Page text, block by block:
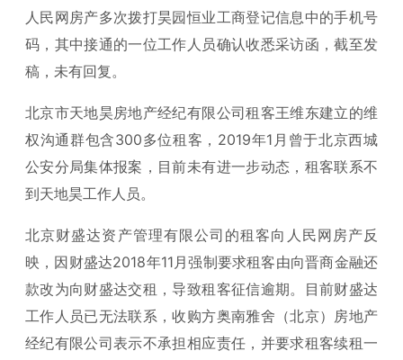
人民网房产多次拨打昊园恒业工商登记信息中的手机号
码，其中接通的一位工作人员确认收悉采访函，截至发
稿，未有回复。
北京市天地昊房地产经纪有限公司租客王维东建立的维
权沟通群包含300多位租客，2019年1月曾于北京西城
公安分局集体报案，目前未有进一步动态，租客联系不
到天地昊工作人员。
北京财盛达资产管理有限公司的租客向人民网房产反
映，因财盛达2018年11月强制要求租客由向晋商金融还
款改为向财盛达交租，导致租客征信逾期。目前财盛达
工作人员已无法联系，收购方奥南雅舍（北京）房地产
经纪有限公司表示不承担相应责任，并要求租客续租一